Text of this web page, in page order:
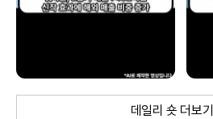
데일리 숏 더보기